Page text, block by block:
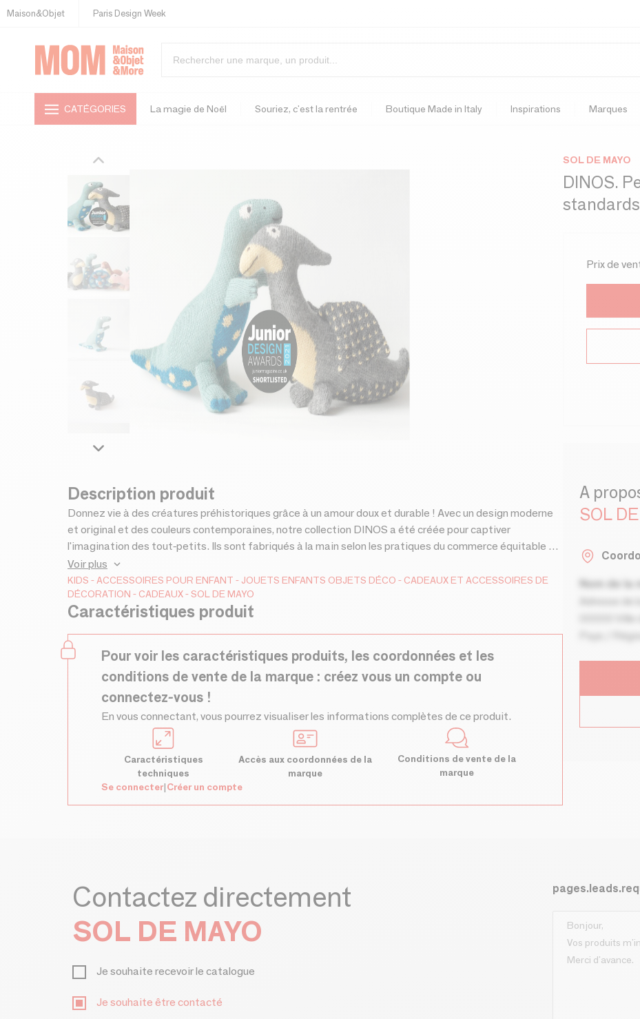
Maison&Objet Paris Design Week
CATÉGORIES La magie de Noël Souriez, c'est la rentrée Boutique Made in Italy Inspirations Marques
Description produit
Donnez vie à des créatures préhistoriques grâce à un amour doux et durable ! Avec un design moderne
et original et des couleurs contemporaines, notre collection DINOS a été créée pour captiver
l'imagination des tout-petits. Ils sont fabriqués à la main selon les pratiques du commerce équitable en
Bolivie avec du fil d'alpaga plus doux et luxueux, une fibre naturelle hypoallergénique mais renouvelable,
et remplis de fibres provenant de bouteilles en plastique recyclées. La collection comprend REX (bleu-
vert), TRINI (bleu), DIPO (brique), THEO (gris) et STEF (rose)
Voir plus
KIDS ACCESSOIRES POUR ENFANT JOUETS ENFANTS OBJETS DÉCO
CADEAUX ET ACCESSOIRES DE
DÉCORATION
CADEAUX SOL DE MAYO
Caractéristiques produit
Pour voir les caractéristiques produits, les coordonnées et les
conditions de vente de la marque : créez vous un compte ou
connectez-vous !
En vous connectant, vous pourrez visualiser les informations complètes de ce produit.
Caractéristiques
techniques
Accès aux coordonnées de la
marque
Conditions de vente de la
marque
Se connecter|Créer un compte
SOL DE MAYO
DINOS.
standards
Prix de
A
SOL
Nom de la
Adresse de
Pays /
Contactez directement
SOL DE MAYO
Je souhaite recevoir le catalogue
Je souhaite être contacté